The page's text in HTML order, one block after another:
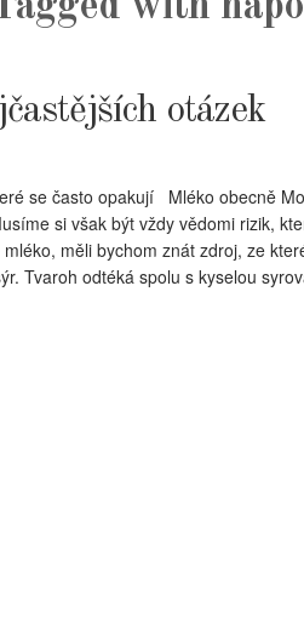
otázek
se často opakují Mléko obecně
si však být vždy vědomi rizik,
měli bychom znát zdroj, ze
Tvaroh odtéká spolu s kyselou